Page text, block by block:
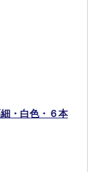
・白色・６本